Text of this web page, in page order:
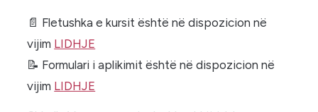
📄 Fletushka e kursit është në dispozicion në
vijim LIDHJE
📝 Formulari i aplikimit është në dispozicion në
vijim LIDHJE